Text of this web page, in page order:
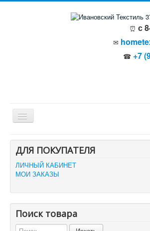
⏰ с
✉
☎ +7
Главная
О компании
Политика безопасности
Пользовательское соглашение
Корзина
Отложенные товары
ДЛЯ ПОКУПАТЕЛЯ
ЛИЧНЫЙ КАБИНЕТ
МОИ ЗАКАЗЫ
Поиск товара